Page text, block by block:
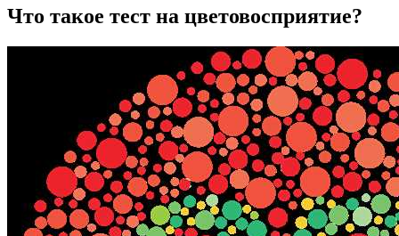
Что такое тест на цветовосприятие?